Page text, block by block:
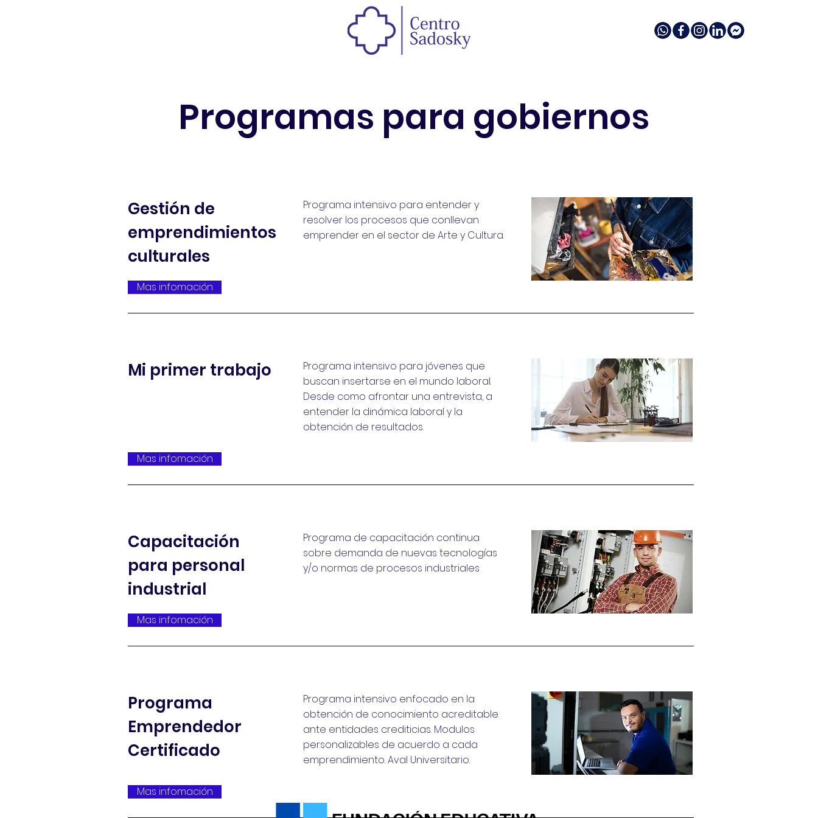
Programas para gobiernos
Gestión de
emprendimientos
culturales
Mas infomación
Programa intensivo para entender y
resolver los procesos que conllevan
emprender en el sector de Arte y Cultura.
Mi primer trabajo
Mas infomación
Programa intensivo para jóvenes que
buscan insertarse en el mundo laboral.
Desde como afrontar una entrevista, a
entender la dinámica laboral y la
obtención de resultados.
Capacitación
para personal
industrial
Mas infomación
Programa de capacitación continua
sobre demanda de nuevas tecnologías
y/o normas de procesos industriales
Programa
Emprendedor
Certificado
Mas infomación
Programa intensivo enfocado en la
obtención de conocimiento acreditable
ante entidades crediticias. Modulos
personalizables de acuerdo a cada
emprendimiento. Aval Universitario.